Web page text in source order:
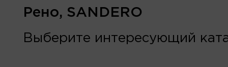
Рено, SANDERO
Выберите интересующий